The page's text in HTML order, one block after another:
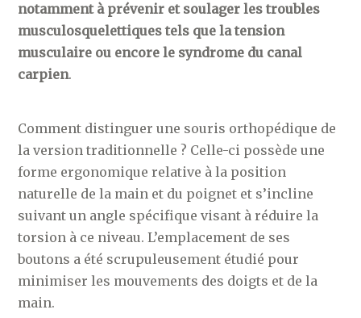
notamment à prévenir et soulager les troubles
musculosquelettiques tels que la tension
musculaire ou encore le syndrome du canal
carpien.
Comment distinguer une souris orthopédique de
la version traditionnelle ? Celle-ci possède une
forme ergonomique relative à la position
naturelle de la main et du poignet et s’incline
suivant un angle spécifique visant à réduire la
torsion à ce niveau. L’emplacement de ses
boutons a été scrupuleusement étudié pour
minimiser les mouvements des doigts et de la
main.